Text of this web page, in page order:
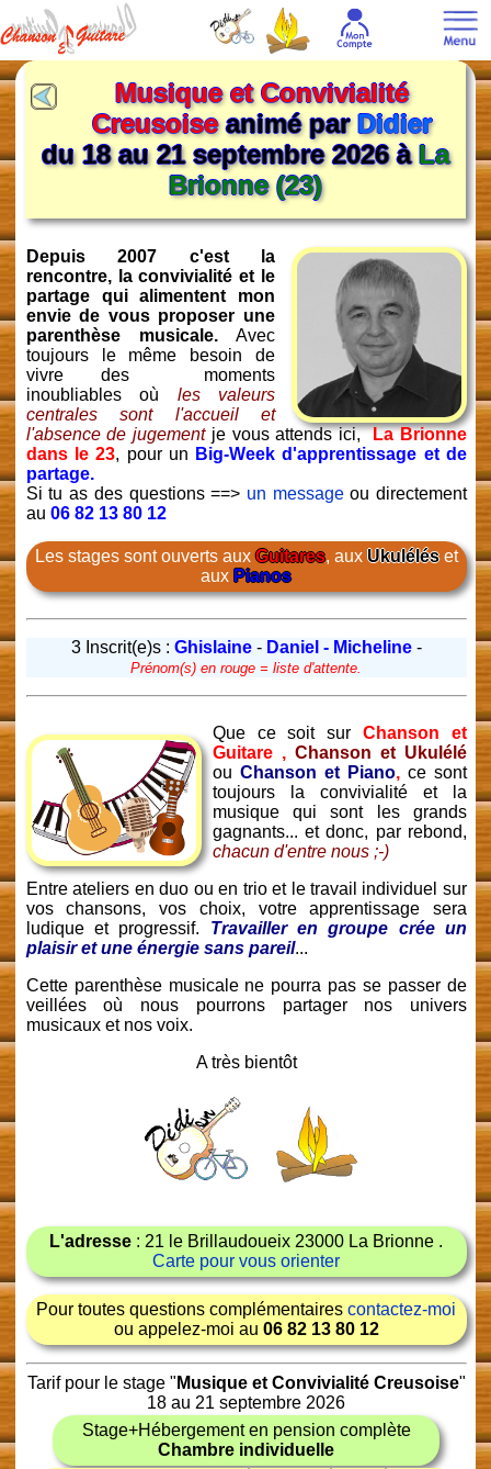
Musique et Convivialité
Creusoiseanimé parDidier
du 18 au 21 septembre 2026 àLa
Brionne (23)
Depuis 2007 c'est la
rencontre, la convivialité et le
partage qui alimentent mon
envie de vous proposer une
parenthèse musicale.Avec
toujours le même besoin de
vivre des moments
inoubliables où les valeurs
centrales sont l'accueil et
l'absence de jugementje vous attends ici,La Brionne
dans le 23, pour un Big-Week d'apprentissage et de
partage.
Si tu as des questions ==> un messageou directement
au 06 82 13 80 12
Les stages sont ouverts auxGuitares, aux Ukuléléset
aux Pianos
3 Inscrit(e)s : Ghislaine- Daniel - Micheline -
Prénom(s) en rouge = liste d'attente.
Que ce soit surChanson et
Guitare , Chanson et Ukulélé
ou Chanson et Piano, ce sont
toujours la convivialité et la
musique qui sont les grands
gagnants... et donc, par rebond,
chacun d'entre nous ;-)
Entre ateliers en duo ou en trio et le travail individuel sur
vos chansons, vos choix, votre apprentissage sera
ludique et progressif. Travailler en groupe crée un
plaisir et une énergie sans pareil...
Cette parenthèse musicale ne pourra pas se passer de
veillées où nous pourrons partager nos univers
musicaux et nos voix.
A très bientôt
L'adresse : 21 le Brillaudoueix 23000 La Brionne .
Carte pour vous orienter
Pour toutes questions complémentairescontactez-moi
ou appelez-moi au 06 82 13 80 12
Tarif pour le stage " Musique et Convivialité Creusoise"
18 au 21 septembre 2026
Stage+Hébergement en pension complète
Chambre individuelle